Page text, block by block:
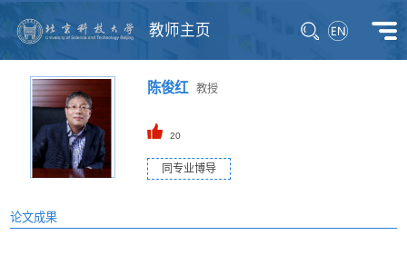
教师主页
陈俊红教授
20
同专业博导
论文成果